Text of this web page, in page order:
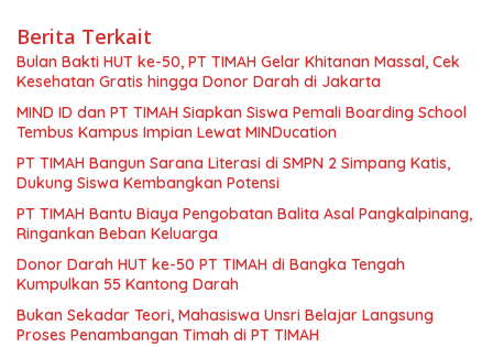
Berita Terkait
Bulan Bakti HUT ke-50, PT TIMAH Gelar Khitanan Massal, Cek
Kesehatan Gratis hingga Donor Darah di Jakarta
MIND ID dan PT TIMAH Siapkan Siswa Pemali Boarding School
Tembus Kampus Impian Lewat MINDucation
PT TIMAH Bangun Sarana Literasi di SMPN 2 Simpang Katis,
Dukung Siswa Kembangkan Potensi
PT TIMAH Bantu Biaya Pengobatan Balita Asal Pangkalpinang,
Ringankan Beban Keluarga
Donor Darah HUT ke-50 PT TIMAH di Bangka Tengah
Kumpulkan 55 Kantong Darah
Bukan Sekadar Teori, Mahasiswa Unsri Belajar Langsung
Proses Penambangan Timah di PT TIMAH